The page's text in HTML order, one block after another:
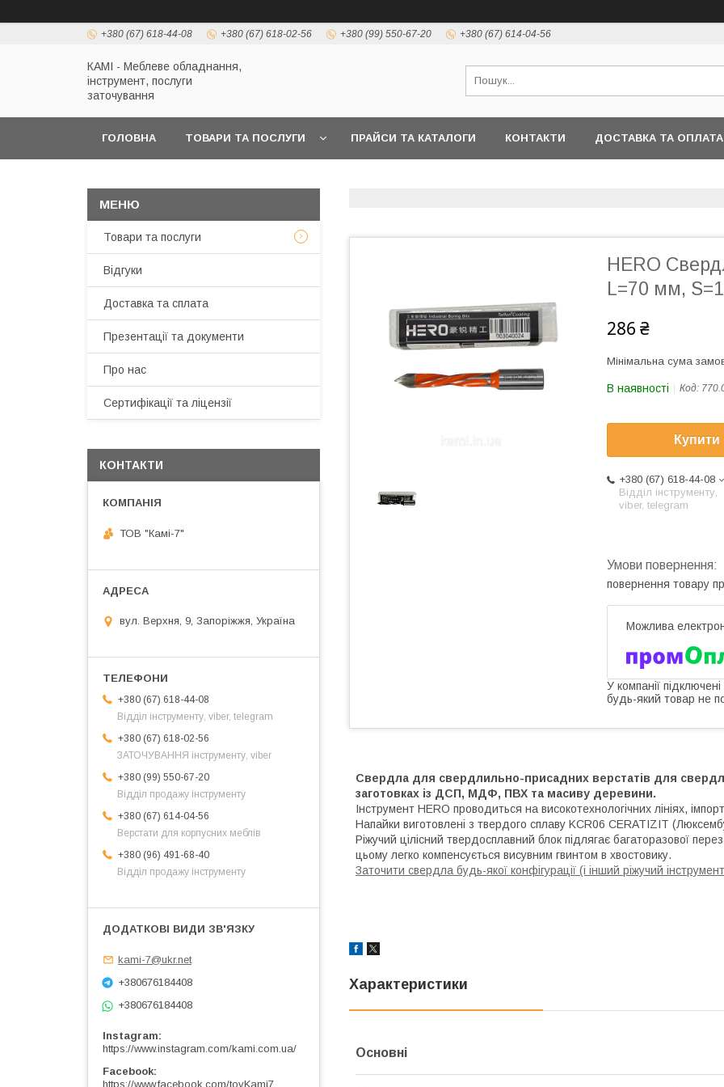
+380 (67) 618-44-08 +380 (67) 618-02-56 +380 (99) 550-67-20 +380 (67) 614-04-56
КАМІ - Меблеве обладнання,
інструмент, послуги
заточування
ГОЛОВНА ТОВАРИ ТА ПОСЛУГИ ПРАЙСИ ТА КАТАЛОГИ КОНТАКТИ ДОСТАВКА ТА ОПЛАТА
HERO
L=70 мм,
286 ₴
Мінімальна сума
В наявності Код:
Купити
+380 (67) 618-44-08
Відділ інструменту,
viber, telegram
повернення товару
У компанії
будь-який товар не
Свердла для свердлильно-присадних верстатів для
заготовках із ДСП, МДФ, ПВХ та масиву деревини.
Інструмент HERO проводиться на високотехнологічних лініях,
Напайки виготовлені з твердого сплаву KCR06 CERATIZIT
Ріжучий цілісний твердосплавний блок підлягає багаторазової
цьому легко компенсується висувним гвинтом в хвостовику.
Заточити свердла будь-якої конфігурації (і інший ріжучий
Характеристики
Основні
Товари та послуги
Відгуки
Доставка та сплата
Презентації та документи
Про нас
Сертифікації та ліцензії
КОНТАКТИ
ТОВ "Камі-7"
вул. Верхня, 9, Запоріжжя, Україна
+380 (67) 618-44-08
Відділ інструменту, viber, telegram
+380 (67) 618-02-56
ЗАТОЧУВАННЯ інструменту, viber
+380 (99) 550-67-20
Відділ продажу інструменту
+380 (67) 614-04-56
Верстати для корпусних меблів
+380 (96) 491-68-40
Відділ продажу інструменту
kami-7@ukr.net
+380676184408
+380676184408
Instagram
https://www.instagram.com/kami.com.ua/
Facebook
https://www.facebook.com/tovKami7